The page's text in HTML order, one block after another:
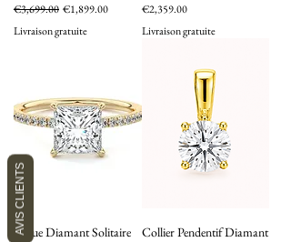
Regular Price
€3,699.00Sale Price
€1,899.00
Livraison gratuite
Price
€2,359.00
Livraison gratuite
Bague Diamant Solitaire
Collier Pendentif Diamant
AVIS CLIENTS